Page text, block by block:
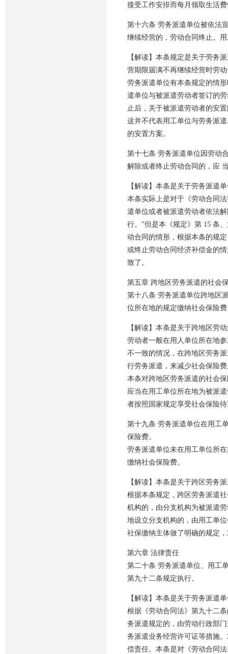
接受工作安排而每月领取生活
第十六条 劳务派遣单位被依法
继续经营的，劳动合同终止。
【解读】本条规定是关于劳务
营期限届满不再继续经营时劳
劳务派遣单位有本条规定的情
遣单位与被派遣劳动者签订的
止后，关于被派遣劳动者的安
这并不代表用工单位与劳务派
的安置方案。
第十七条 劳务派遣单位因劳动
解除或者终止劳动合同的，应
【解读】本条是关于劳务派遣
本条实际上是对于《劳动合同
遣单位或者被派遣劳动者依法
行。”但是本《规定》第 15 条
动合同的情形，根据本条的规
或终止劳动合同经济补偿金的
致了。
第五章 跨地区劳务派遣的社会
第十八条 劳务派遣单位跨地区
位所在地的规定缴纳社会保险
【解读】本条是关于跨地区劳
劳动者一般在用人单位所在地
不一致的情况，在跨地区劳务
行劳务派遣，来减少社会保险
本条对跨地区劳务派遣的社会
应当在用工单位所在地为被派
者按照国家规定享受社会保险
第十九条 劳务派遣单位在用工
保险费。
劳务派遣单位未在用工单位所
缴纳社会保险费。
【解读】本条是关于跨区劳务
根据本条规定，跨区劳务派遣
机构的，由分支机构为被派遣
地设立分支机构的，由用工单
社保缴纳主体做了明确的规定
第六章 法律责任
第二十条 劳务派遣单位、用工
第九十二条规定执行。
【解读】本条是关于劳务派遣
根据《劳动合同法》第九十二
务派遣规定的，由劳动行政部
务派遣业务经营许可证等措施
偿责任。本条是对《劳动合同